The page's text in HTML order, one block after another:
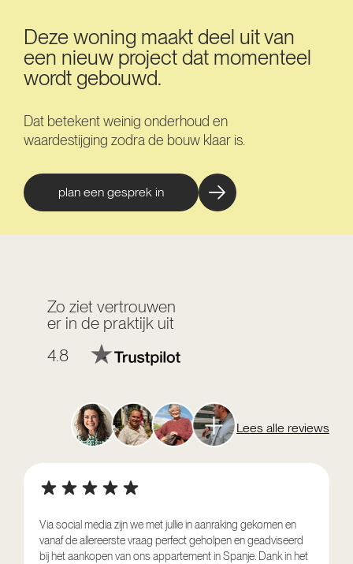
Deze woning maakt deel uit van
een nieuw project dat momenteel
wordt gebouwd.
Dat betekent weinig onderhoud en
waardestijging zodra de bouw klaar is.
plan een gesprek in
Zo ziet vertrouwen
er in de praktijk uit
4.8
Lees alle reviews
Via social media zijn we met jullie in aanraking gekomen en
vanaf de allereerste vraag perfect geholpen en geadviseerd
bij het aankopen van ons appartement in Spanje. Dank in het